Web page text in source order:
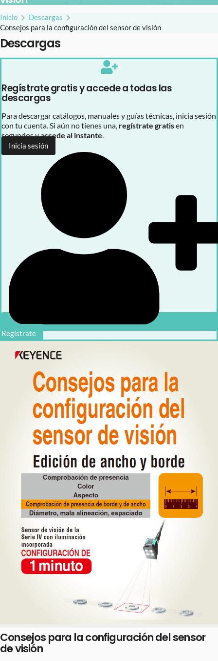
Inicio
Descargas
Consejos para la configuración del sensor de visión
Descargas
Regístrate gratis y accede a todas las
descargas
Para descargar catálogos, manuales y guías técnicas, inicia sesión
con tu cuenta. Si aún no tienes una, regístrate gratisen
segundos yaccede al instante.
Inicia sesión
Regístrate
Consejos para la configuración del sensor
de visión